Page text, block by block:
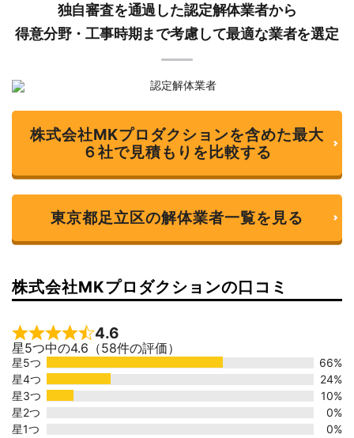
独自審査を通過した認定解体業者から
得意分野・工事時期まで考慮して最適な業者を選定
株式会社MKプロダクションを含めた最大
６社で見積もりを比較する
東京都足立区の解体業者一覧を見る
株式会社MKプロダクションの口コミ
Rated 4.6 out of 5
4.6
星5つ中の4.6（58件の評価）
星5つ
66%
星4つ
24%
星3つ
10%
星2つ
0%
星1つ
0%